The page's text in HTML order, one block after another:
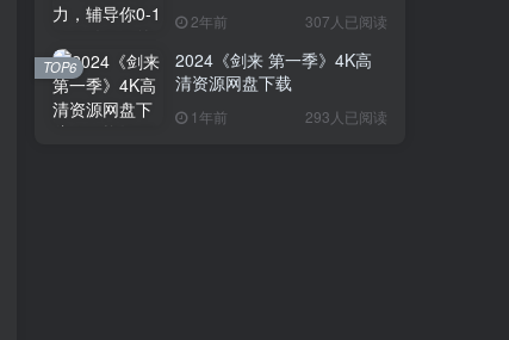
2年前 307人已阅读
2024《剑来 第一季》4K高
清资源网盘下载
1年前 293人已阅读
TOP6